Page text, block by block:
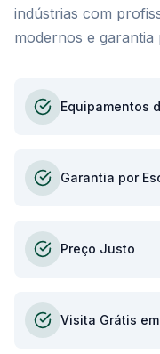
indústrias com
modernos e
Equipamentos
Garantia por
Preço Justo
Visita Grátis